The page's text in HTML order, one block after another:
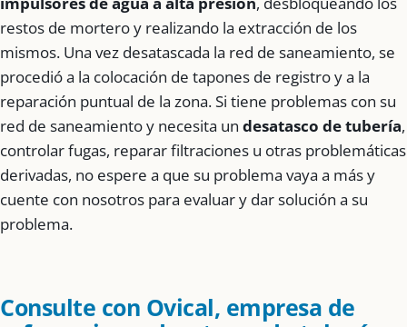
restos de mortero y realizando la extracción de los
mismos. Una vez desatascada la red de saneamiento, se
procedió a la colocación de tapones de registro y a la
reparación puntual de la zona. Si tiene problemas con su
red de saneamiento y necesita un desatasco de tubería,
controlar fugas, reparar filtraciones u otras problemáticas
derivadas, no espere a que su problema vaya a más y
cuente con nosotros para evaluar y dar solución a su
problema.
Consulte con Ovical, empresa de